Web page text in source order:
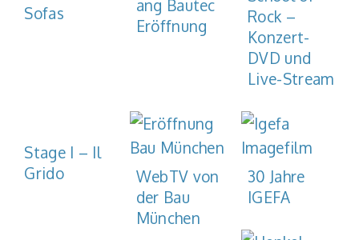
Sofas
ang Bautec
Eröffnung
Rock –
Konzert-
DVD und
Live-Stream
Stage I – Il
Grido
WebTV von
der Bau
München
30 Jahre
IGEFA